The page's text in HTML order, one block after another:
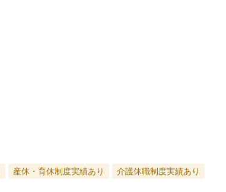
産休・育休制度実績あり 介護休職制度実績あり